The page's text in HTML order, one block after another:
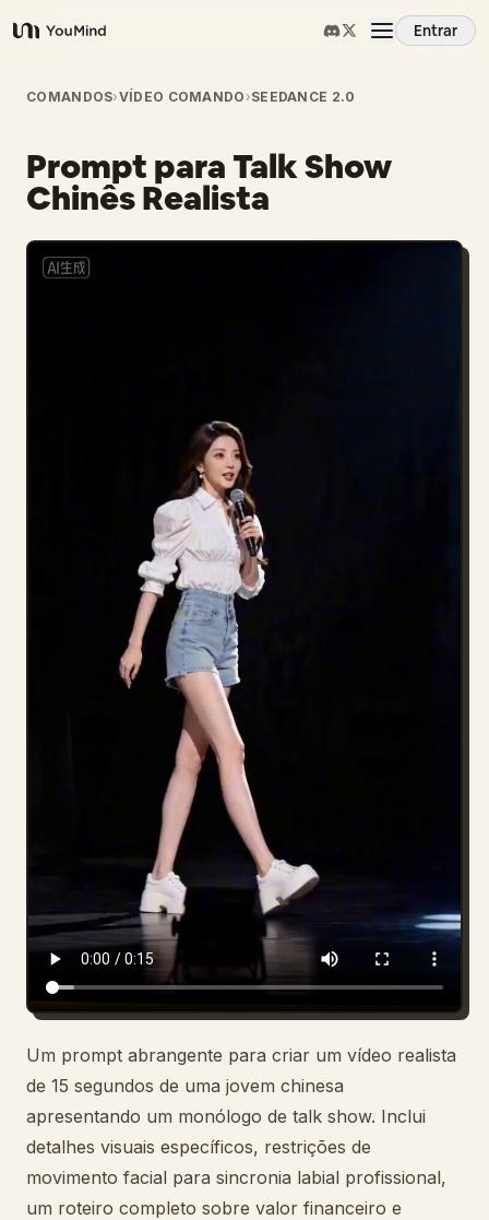
YouMind
Entrar
Visão Geral
Casos de Uso
Habilidades
COMANDOS›VÍDEO COMANDO ›SEEDANCE 2.0
Prompt para Talk Show
Chinês Realista
Um prompt abrangente para criar um vídeo realista
de 15 segundos de uma jovem chinesa
apresentando um monólogo de talk show. Inclui
detalhes visuais específicos, restrições de
movimento facial para sincronia labial profissional,
um roteiro completo sobre valor financeiro e